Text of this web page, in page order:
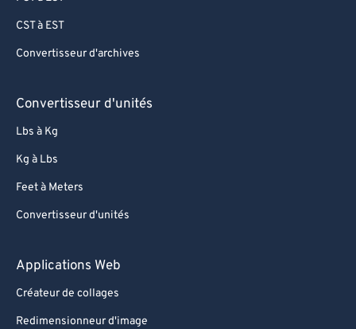
CST à EST
Convertisseur d'archives
Convertisseur d'unités
Lbs à Kg
Kg à Lbs
Feet à Meters
Convertisseur d'unités
Applications Web
Créateur de collages
Redimensionneur d'image